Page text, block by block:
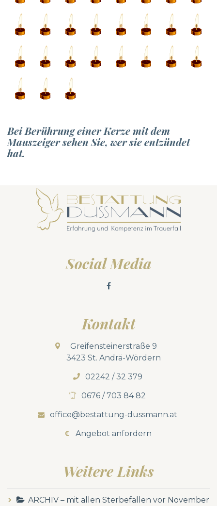
Bei Berührung einer Kerze mit dem
Mauszeiger sehen Sie, wer sie entzündet
hat.
Social Media
Kontakt
Greifensteinerstraße 9
3423 St. Andrä-Wördern
02242 / 32 379
0676 / 703 84 82
office@bestattung-dussmann.at
Angebot anfordern
Weitere Links
ARCHIV – mit allen Sterbefällen vor November